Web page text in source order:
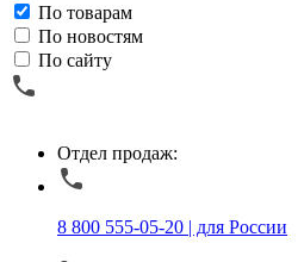
По товарам
По новостям
По сайту
Отдел продаж:
8 800 555-05-20 | для России